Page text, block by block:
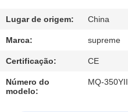
CONTACTE-
NOS
Lugar de origem: China
Marca: supreme
Certificação: CE
Número do
modelo:
MQ-350YII